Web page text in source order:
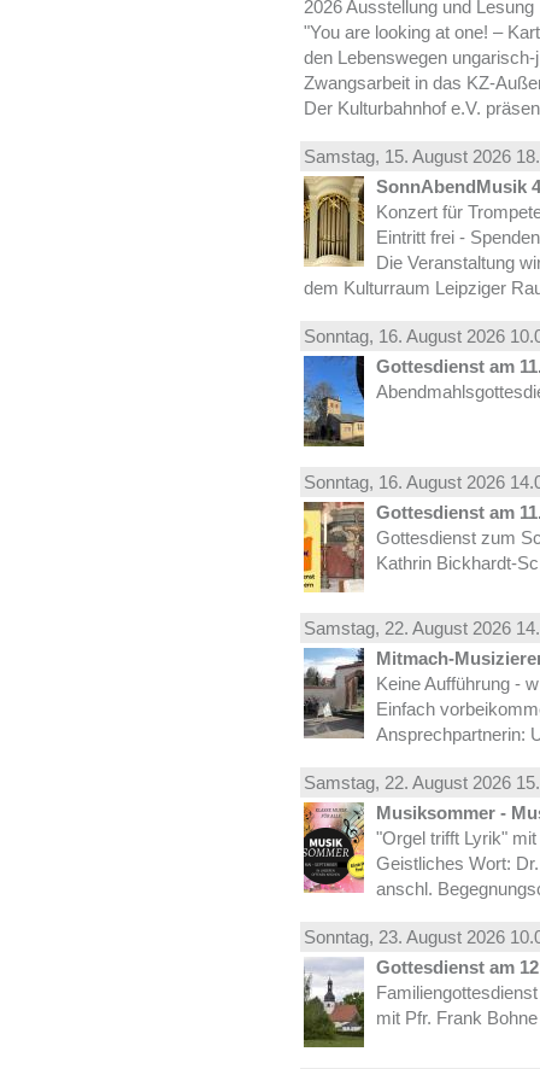
2026 Ausstellung und Lesung
"You are looking at one! –
den Lebenswegen
Zwangsarbeit in das KZ-
Der Kulturbahnhof e.V.
Samstag, 15. August 2026
SonnAbendMusik 4
Konzert für
Eintritt frei -
Die Veranstaltung
dem Kulturraum Leipziger
Sonntag, 16. August 2026
Gottesdienst am
Sonntag, 16. August 2026
Gottesdienst am
Gottesdienst zum
Kathrin Bickhardt-
Samstag, 22. August 2026
Mitmach-
Keine Aufführung -
Einfach
Ansprechpartnerin:
Samstag, 22. August 2026
Musiksommer -
"Orgel trifft Lyrik"
Geistliches Wort:
anschl.
Sonntag, 23. August 2026
Gottesdienst am
mit Pfr. Frank